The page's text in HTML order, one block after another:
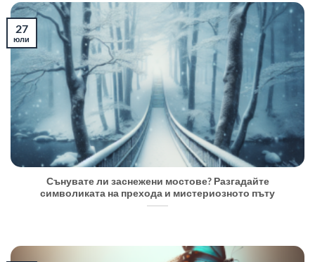
Сънувате ли заснежени мостове? Разгадайте
символиката на прехода и мистериозното пъту
27
юли